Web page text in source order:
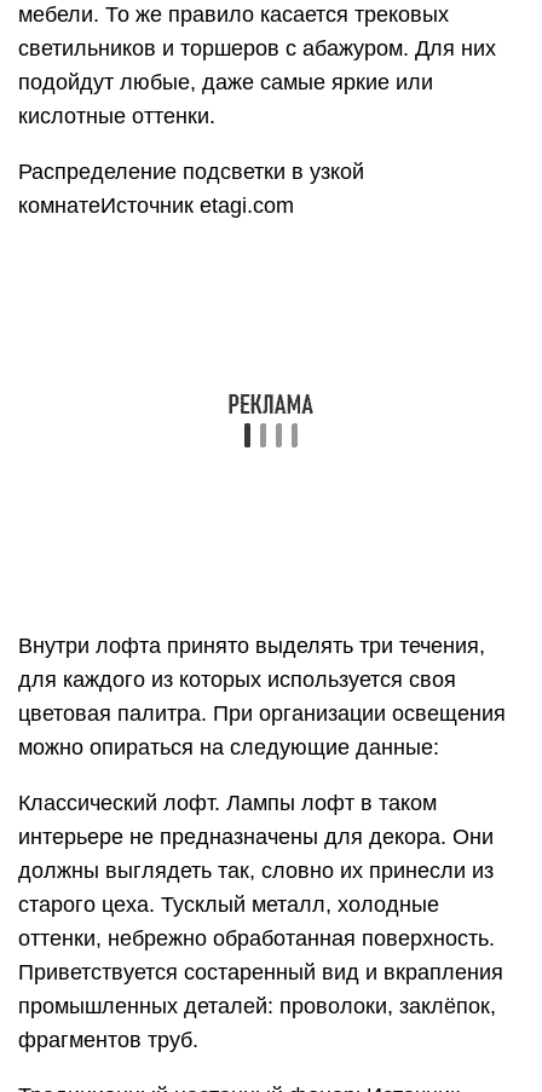
мебели. То же правило касается трековых
светильников и торшеров с абажуром. Для них
подойдут любые, даже самые яркие или
кислотные оттенки.
Распределение подсветки в узкой
комнатеИсточник etagi.com
Классический лофт. Лампы лофт в таком
интерьере не предназначены для декора. Они
фрагментов труб.
Традиционный настенный фонарьИсточник
pinimg.com
Лофт с примесью бохо. Эклектичное
направление, в палитру которого входят яркие
оттенки коричневого (кирпичный, терракота) и
бежевого. Уют достигается при помощи яркого
текстиля, поэтому абажуры на лампах также
могут быть яркими.
С цветочным панно и люстрой на
шнурахИсточник birzhaplus.ru